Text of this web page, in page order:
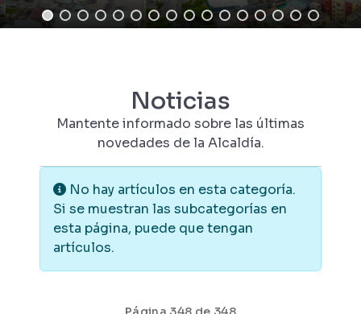
Noticias
Mantente informado sobre las últimas
novedades de la Alcaldía.
Información
No hay artículos en esta categoría.
Si se muestran las subcategorías en
esta página, puede que tengan
artículos.